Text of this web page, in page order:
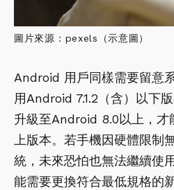
圖片來源：pexels（示意圖）
Android 用戶同樣需要留意
用Android 7.1.2（含）以下
升級至Android 8.0以上，才
上版本。若手機因硬體限制
統，未來恐怕也無法繼續使
能需要更換符合最低規格的新